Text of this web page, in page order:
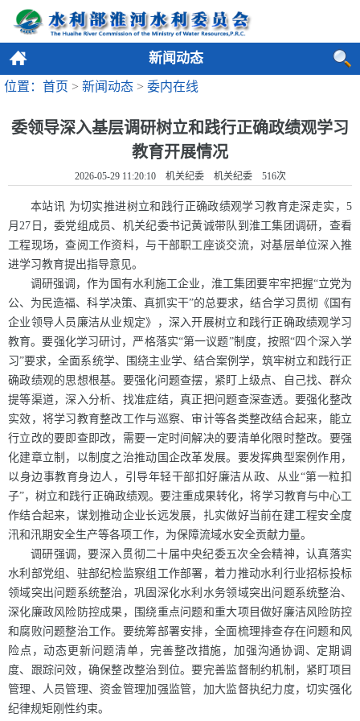
新闻动态
位置：首页 > 新闻动态 > 委内在线
委领导深入基层调研树立和践行正确政绩观学习
教育开展情况
2026-05-29 11:20:10 机关纪委 机关纪委 516次
本站讯 为切实推进树立和践行正确政绩观学习教育走深走实，5
月27日，委党组成员、机关纪委书记黄诚带队到淮工集团调研，查看
工程现场，查阅工作资料，与干部职工座谈交流，对基层单位深入推
进学习教育提出指导意见。
调研强调，作为国有水利施工企业，淮工集团要牢牢把握“立党为
公、为民造福、科学决策、真抓实干”的总要求，结合学习贯彻《国有
企业领导人员廉洁从业规定》，深入开展树立和践行正确政绩观学习
教育。要强化学习研讨，严格落实“第一议题”制度，按照“四个深入学
习”要求，全面系统学、围绕主业学、结合案例学，筑牢树立和践行正
确政绩观的思想根基。要强化问题查摆，紧盯上级点、自己找、群众
提等渠道，深入分析、找准症结，真正把问题查深查透。要强化整改
实效，将学习教育整改工作与巡察、审计等各类整改结合起来，能立
行立改的要即查即改，需要一定时间解决的要清单化限时整改。要强
化建章立制，以制度之治推动国企改革发展。要发挥典型案例作用，
以身边事教育身边人，引导年轻干部扣好廉洁从政、从业“第一粒扣
子”，树立和践行正确政绩观。要注重成果转化，将学习教育与中心工
作结合起来，谋划推动企业长远发展，扎实做好当前在建工程安全度
汛和汛期安全生产等各项工作，为保障流域水安全贡献力量。
调研强调，要深入贯彻二十届中央纪委五次全会精神，认真落实
水利部党组、驻部纪检监察组工作部署，着力推动水利行业招标投标
领域突出问题系统整治，巩固深化水利水务领域突出问题系统整治、
深化廉政风险防控成果，围绕重点问题和重大项目做好廉洁风险防控
和腐败问题整治工作。要统筹部署安排，全面梳理排查存在问题和风
险点，动态更新问题清单，完善整改措施，加强沟通协调、定期调
度、跟踪问效，确保整改整治到位。要完善监督制约机制，紧盯项目
管理、人员管理、资金管理加强监管，加大监督执纪力度，切实强化
纪律规矩刚性约束。